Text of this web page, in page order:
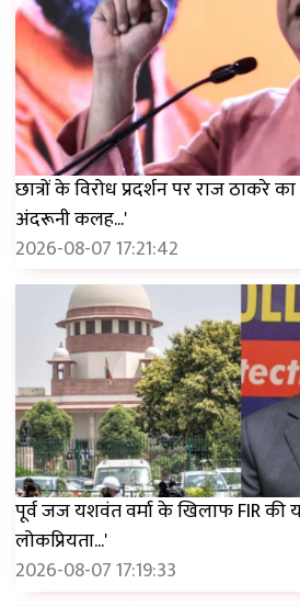
छात्रों के विरोध प्रदर्शन पर राज ठाकरे
अंदरूनी कलह...'
2026-08-07 17:21:42
पूर्व जज यशवंत वर्मा के खिलाफ FIR की
लोकप्रियता...'
2026-08-07 17:19:33